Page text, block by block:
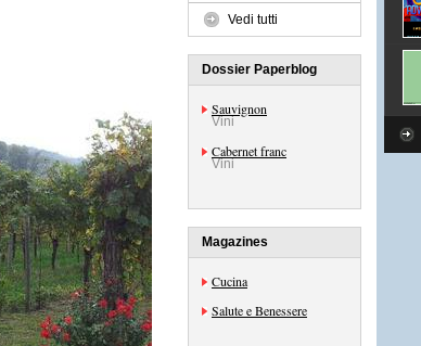
Vedi tutti
Dossier Paperblog
Sauvignon
Vini
Cabernet franc
Vini
Magazines
Cucina
Salute e Benessere